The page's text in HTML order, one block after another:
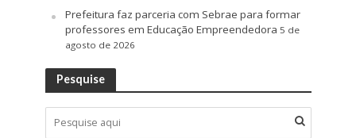
Prefeitura faz parceria com Sebrae para formar
professores em Educação Empreendedora 5 de
agosto de 2026
Pesquise